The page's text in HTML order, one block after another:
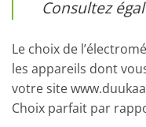
Consultez
Le choix de
les appareils dont
votre site
Choix parfait par